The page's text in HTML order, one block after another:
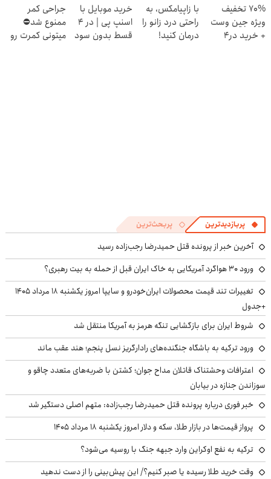
4 قسط
70% تخفیف
ویژه جین وست
+ خرید در4
با زاپیامکس، به
راحتی درد زانو را
درمان کنید!
خرید موبایل با
اسنپ پی | در ۴
قسط بدون سود
جراحی کمر
ممنوع شد⛔
میتونی کمرت رو
پربازدیدترین پربحث‌ترین
آخرین خبر از پرونده قتل حمیدرضا رجب‌زاده رسید
ورود ۳۰ هواگرد آمریکایی به خاک ایران قبل از حمله به بیت رهبری؟
تغییرات تند قیمت محصولات ایران‌خودرو و سایپا امروز یکشنبه ۱۸ مرداد ۱۴۰۵
+جدول
شروط ایران برای بازگشایی تنگه هرمز به آمریکا منتقل شد
ورود ترکیه به باشگاه جنگنده‌های رادارگریز نسل پنجم؛ هند عقب ماند
اعترافات وحشتناک قاتلان مداح جوان؛ کشتن با ضربه‌های متعدد چاقو و
سوزاندن جنازه در بیابان
خبر فوری درباره پرونده قتل حمیدرضا رجب‌زاده: متهم اصلی دستگیر شد
پرواز قیمت‌ها در بازار طلا، سکه و دلار امروز یکشنبه ۱۸ مرداد ۱۴۰۵
ترکیه به نفع اوکراین وارد جبهه جنگ با روسیه می‌شود؟
وقت خرید طلا رسیده یا صبر کنیم؟/ این پیش‌بینی را از دست ندهید